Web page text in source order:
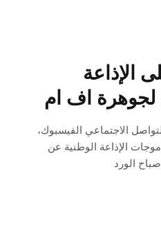
الإذاعة
لجوهرة اف ام
4 اوت على صفحات التواصل الاجتماعي الفيسبوك،
الإذاعة الوطنية عن
الورد